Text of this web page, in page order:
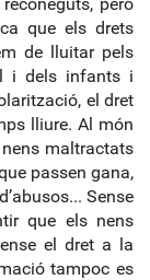
que els drets
de lluitar pels
i dels infants i
el dret
lliure. Al món
maltractats
passen gana,
Sense
que els nens
el dret a la
tampoc es